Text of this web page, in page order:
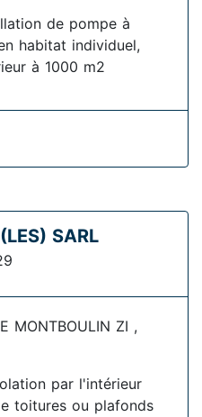
de pompe à
habitat individuel,
à 1000 m2
SARL
MONTBOULIN ZI ,
par l'intérieur
toitures ou plafonds